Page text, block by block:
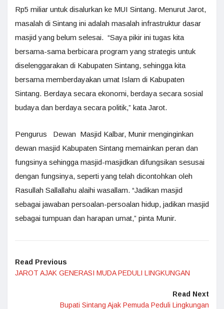
Rp5 miliar untuk disalurkan ke MUI Sintang. Menurut Jarot,
masalah di Sintang ini adalah masalah infrastruktur dasar
masjid yang belum selesai. “Saya pikir ini tugas kita
bersama-sama berbicara program yang strategis untuk
diselenggarakan di Kabupaten Sintang, sehingga kita
bersama memberdayakan umat Islam di Kabupaten
Sintang. Berdaya secara ekonomi, berdaya secara sosial
budaya dan berdaya secara politik,” kata Jarot.
Pengurus Dewan Masjid Kalbar, Munir menginginkan
dewan masjid Kabupaten Sintang memainkan peran dan
fungsinya sehingga masjid-masjidkan difungsikan sesusai
dengan fungsinya, seperti yang telah dicontohkan oleh
Rasullah Sallallahu alaihi wasallam. “Jadikan masjid
sebagai jawaban persoalan-persoalan hidup, jadikan masjid
sebagai tumpuan dan harapan umat,” pinta Munir.
Read Previous
JAROT AJAK GENERASI MUDA PEDULI LINGKUNGAN
Read Next
Bupati Sintang Ajak Pemuda Peduli Lingkungan